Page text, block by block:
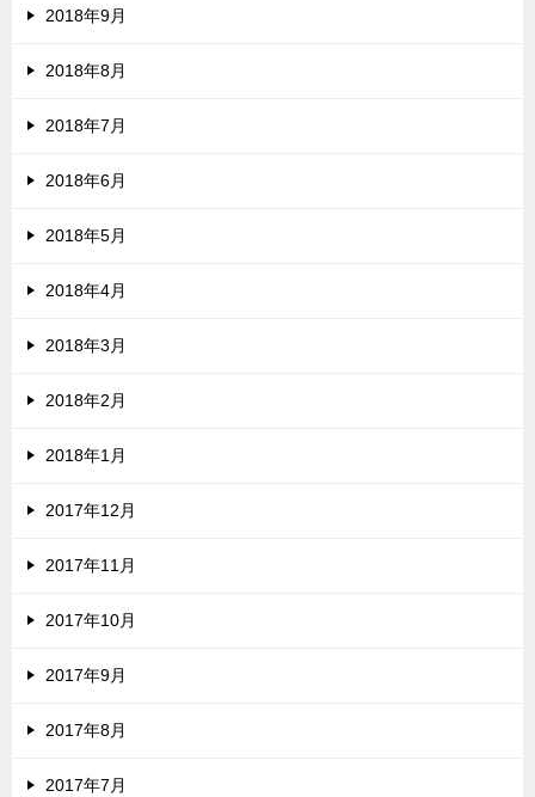
2018年9月
2018年8月
2018年7月
2018年6月
2018年5月
2018年4月
2018年3月
2018年2月
2018年1月
2017年12月
2017年11月
2017年10月
2017年9月
2017年8月
2017年7月